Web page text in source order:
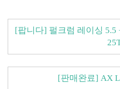
[팝니다] 펄크럼 레이싱 5.5
[판매완료] AX